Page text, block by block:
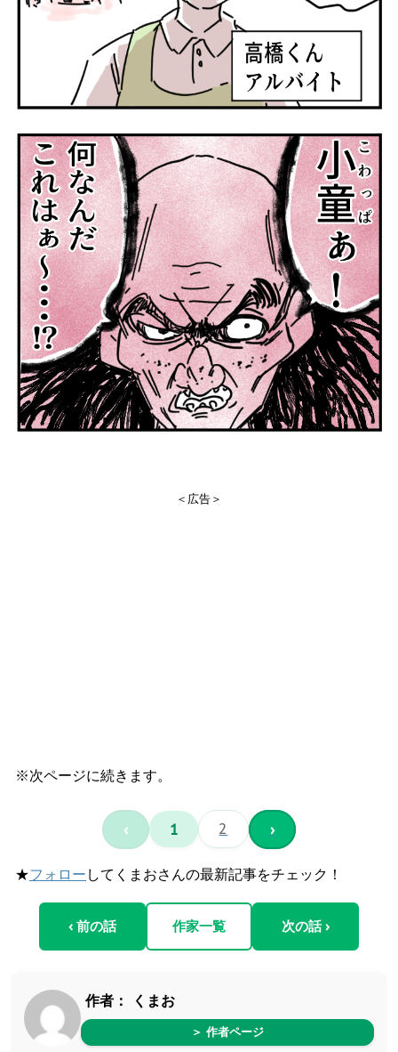
＜広告＞
※次ページに続きます。
‹ 1 2 ›
★フォロー してくまおさんの最新記事をチェック！
‹ 前の話 作家一覧 次の話 ›
作者： くまお
＞ 作者ページ